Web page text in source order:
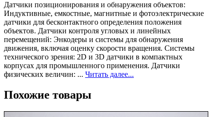
Датчики позиционирования и обнаружения объектов:
Индуктивные, емкостные, магнитные и фотоэлектрические
датчики для бесконтактного определения положения
объектов. Датчики контроля угловых и линейных
перемещений: Энкодеры и системы для обнаружения
движения, включая оценку скорости вращения. Системы
технического зрения: 2D и 3D датчики в компактных
корпусах для промышленного применения. Датчики
физических величин: ... Читать далее...
Похожие товары